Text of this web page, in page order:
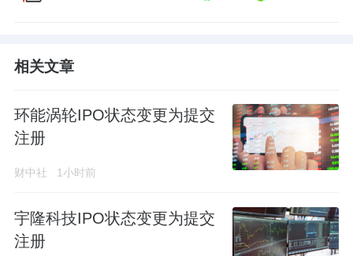
相关文章
环能涡轮IPO状态变更为提交
注册
财中社 1小时前
宇隆科技IPO状态变更为提交
注册